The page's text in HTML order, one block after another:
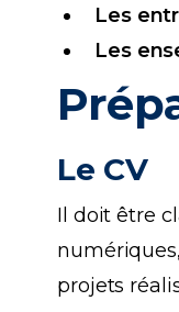
Les
Les
Le CV
Il doit être
projets